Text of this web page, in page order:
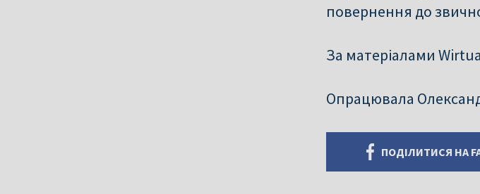
повернення до
За матеріалами
Опрацювала
ПОДІЛИТИСЯ НА